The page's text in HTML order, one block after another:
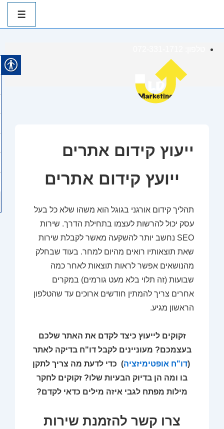
ניווט
דלג
ייעוץ קידום אתרים
ייועץ קידום אתרים
תהליך קידום אורגני בגוגל הוא משהו שלא כל בעל
עסק יכול להרשות לעצמו בתחילת הדרך. שירות
SEO נחשב יותר להשקעה מאשר לקבלת שירות
שאת תוצאותיו רואים מהיום למחר. בעוד שבחלק
מהנושאים אפשר לראות תוצאות לאחר כמה
שבועות (זה תלוי בלא מעט גורמים) במקרים
אחרים צריך להמתין חודשים ארוכים עד שהטלפון
הראשון מגיע.
זקוקים לייעוץ כיצד לקדם את האתר שלכם
בעצמכם? מעוניינים לקבל דו"ח בדיקה לאתר
(דו"ח אופטימיזציה) כדי לדעת מה צריך לתקן
בו ומה הן בדיוק הבעיות שלו? זקוקים לחקר
מילות מפתח לגבי איזה מילים כדאי לקדם?
צרו קשר להזמנת שירות